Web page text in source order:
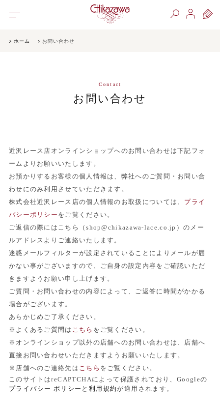
ホーム お問い合わせ
Contact
お問い合わせ
近沢レース店オンラインショップへのお問い合わせは下記フォ
ームよりお願いいたします。
お預かりするお客様の個人情報は、弊社へのご質問・お問い合
わせにのみ利用させていただきます。
株式会社近沢レース店の個人情報のお取扱については、 プライ
バシーポリシー をご覧ください。
ご返信の際にはこちら（shop@chikazawa-lace.co.jp）のメー
ルアドレスよりご連絡いたします。
迷惑メールフィルターが設定されていることによりメールが届
かない事がございますので、ご自身の設定内容をご確認いただ
きますようお願い申し上げます。
ご質問・お問い合わせの内容によって、ご返答に時間がかかる
場合がございます。
あらかじめご了承ください。
※よくあるご質問は こちら をご覧ください。
※オンラインショップ以外の店舗へのお問い合わせは、店舗へ
直接お問い合わせいただきますようお願いいたします。
※店舗へのご連絡先は こちら をご覧ください。
このサイトはreCAPTCHAによって保護されており、Googleの
プライバシー ポリシー と 利用規約が適用されます。